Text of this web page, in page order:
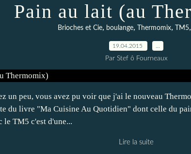
Pain au lait (au
Brioches et Cie, boulange, Thermomix, TM5,
19.04.2015
Par Stef ô Fourneaux
un peu, vous avez pu voir que j'ai le nouveau
du livre "Ma Cuisine Au Quotidien" dont celle du
le TM5 c'est d'une...
Lire la suite